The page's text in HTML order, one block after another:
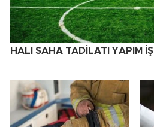
HALI SAHA TADİLATI YAPIM İŞİ